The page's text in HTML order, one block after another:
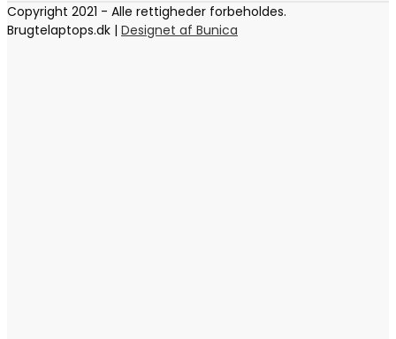
Copyright 2021 - Alle rettigheder forbeholdes.
Brugtelaptops.dk | Designet af Bunica